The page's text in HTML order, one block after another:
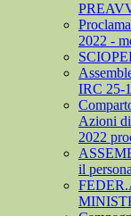
2022 -
IRC 25-
Azioni di
2022
il